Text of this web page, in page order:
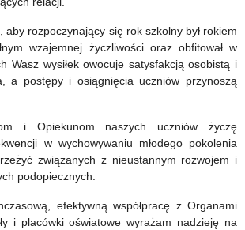
aby rozpoczynający się rok szkolny był rokiem
wzajemnej życzliwości oraz obfitował w
Wasz wysiłek owocuje satysfakcją osobistą i
a postępy i osiągnięcia uczniów przynoszą
i Opiekunom naszych uczniów życzę
w wychowywaniu młodego pokolenia
związanych z nieustannym rozwojem i
podopiecznych.
efektywną współpracę z Organami
i placówki oświatowe wyrażam nadzieję na